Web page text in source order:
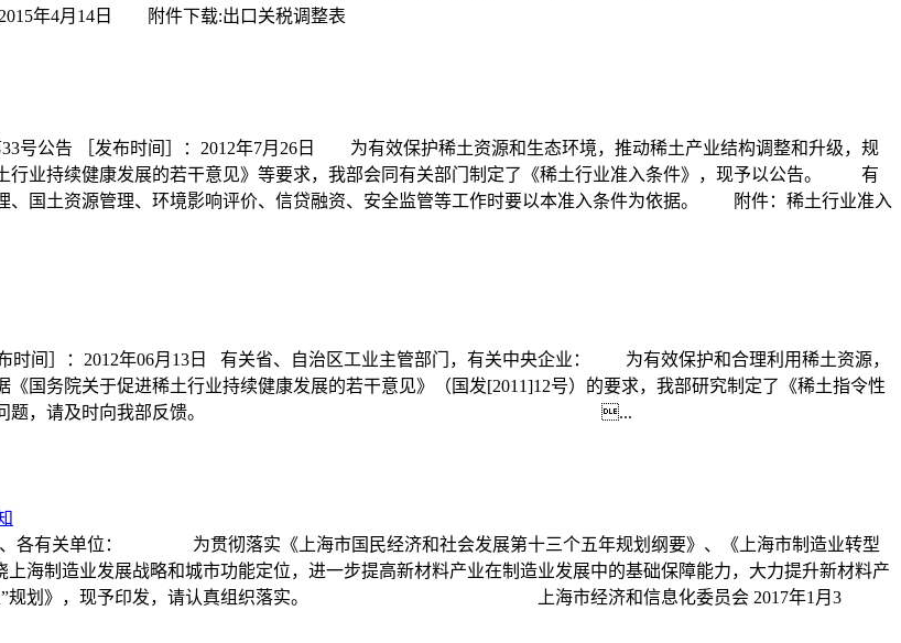
年4月14日 附件下载:出口关税调整表
33号公告 ［发布时间］：2012年7月26日 为有效保护稀土资源和生态环境，推动稀土产业结构调整和升级，规
行业持续健康发展的若干意见》等要求，我部会同有关部门制定了《稀土行业准入条件》，现予以公告。 有
、国土资源管理、环境影响评价、信贷融资、安全监管等工作时要以本准入条件为依据。 附件：稀土行业准入
时间］：2012年06月13日 有关省、自治区工业主管部门，有关中央企业： 为有效保护和合理利用稀土资源，
国务院关于促进稀土行业持续健康发展的若干意见》（国发[2011]12号）的要求，我部研究制定了《稀土指令性
。工作中遇到的相关问题，请及时向我部反馈。 ...
）、各有关单位： 为贯彻落实《上海市国民经济和社会发展第十三个五年规划纲要》、《上海市制造业转型
海制造业发展战略和城市功能定位，进一步提高新材料产业在制造业发展中的基础保障能力，大力提升新材料产
“十三五”规划》，现予印发，请认真组织落实。 上海市经济和信息化委员会 2017年1月3